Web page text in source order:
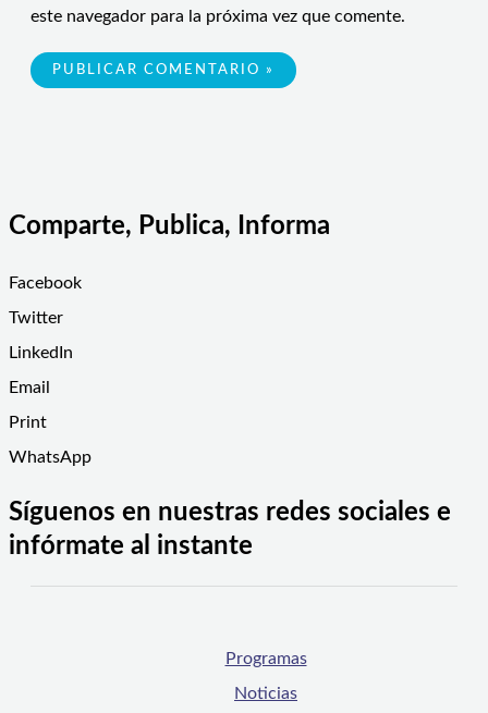
este navegador para la próxima vez que comente.
Comparte, Publica, Informa
Facebook
Twitter
LinkedIn
Email
Print
WhatsApp
Síguenos en nuestras redes sociales e
infórmate al instante
Programas
Noticias